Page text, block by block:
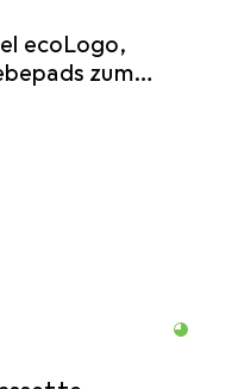
ecoLogo,
zum
von Papier,